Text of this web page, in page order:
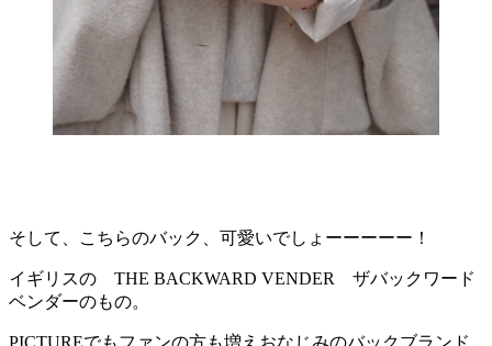
そして、こちらのバック、可愛いでしょーーーーー！
イギリスの THE BACKWARD VENDER ザバックワード
ベンダーのもの。